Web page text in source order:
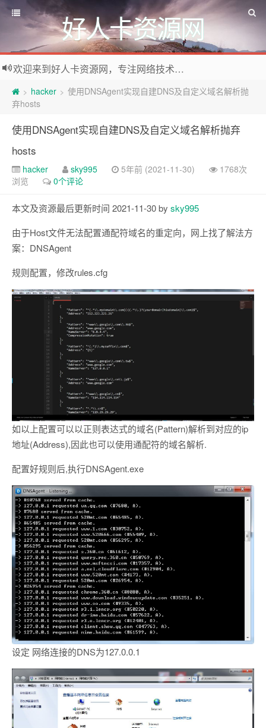
好人卡资源网
欢迎来到好人卡资源网，专注网络技术资源收集，我们不仅是网络资源的搬运工，也生产原创资源。寻找资源请留言或关注公众号:烈日下的男人
> hacker > 使用DNSAgent实现自建DNS及自定义域名解析抛
弃hosts
使用DNSAgent实现自建DNS及自定义域名解析抛弃
hosts
hacker sky995 5年前 (2021-11-30)
1768次
浏览
0个评论
本文及资源最后更新时间 2021-11-30 by sky995
由于Host文件无法配置通配符域名的重定向，网上找了解法方
案：DNSAgent
规则配置，修改rules.cfg
如以上配置可以以正则表达式的域名(Pattern)解析到对应的ip
地址(Address),因此也可以使用通配符的域名解析.
配置好规则后,执行DNSAgent.exe
设定 网络连接的DNS为127.0.0.1